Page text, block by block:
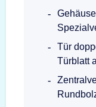
Tür
Türblatt